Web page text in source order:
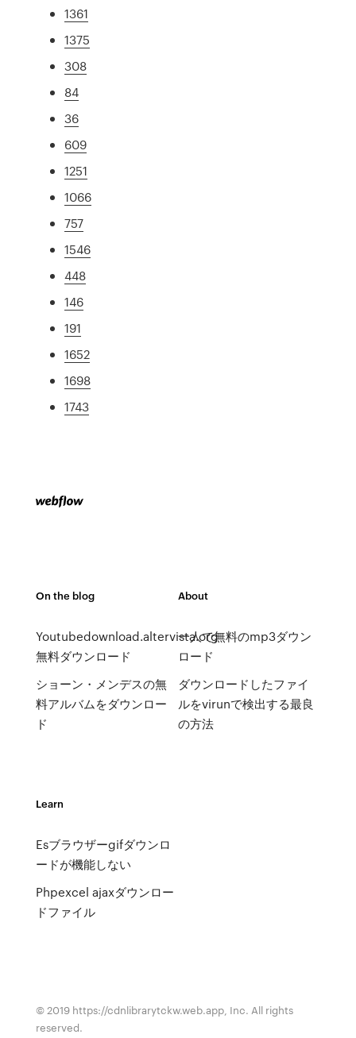
1361
1375
308
84
36
609
1251
1066
757
1546
448
146
191
1652
1698
1743
On the blog
Youtubedownload.altervista.org
無料ダウンロード
ショーン・メンデスの無
料アルバムをダウンロー
ド
About
一人で無料のmp3ダウン
ロード
ダウンロードしたファイ
ルをvirunで検出する最良
の方法
Learn
Esブラウザーgifダウンロ
ードが機能しない
Phpexcel ajaxダウンロー
ドファイル
© 2019 https://cdnlibrarytckw.web.app, Inc. All rights
reserved.